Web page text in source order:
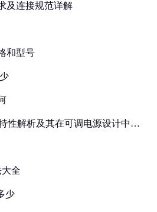
及连接规范详解
和型号
性解析及其在可调电源设计中的
全
少